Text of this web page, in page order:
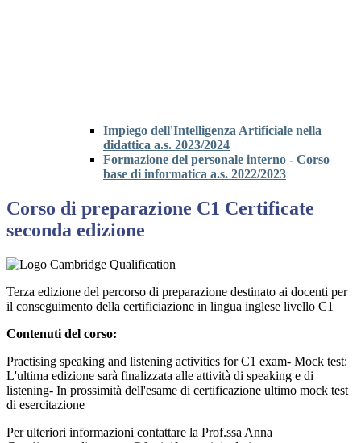
Impiego dell'Intelligenza Artificiale nella
didattica a.s. 2023/2024
Formazione del personale interno - Corso
base di informatica a.s. 2022/2023
Corso di preparazione C1 Certificate
seconda edizione
Terza edizione del percorso di preparazione destinato ai docenti per
il conseguimento della certificiazione in lingua inglese livello C1
Contenuti del corso:
Practising speaking and listening activities for C1 exam- Mock test:
L'ultima edizione sarà finalizzata alle attività di speaking e di
listening- In prossimità dell'esame di certificazione ultimo mock test
di esercitazione
Per ulteriori informazioni contattare la Prof.ssa Anna